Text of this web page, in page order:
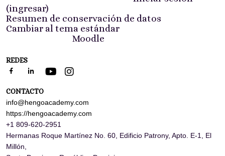
(ingresar)
Resumen de conservación de datos
Cambiar al tema estándar
Moodle
CONTACTO
info@hengoacademy.com
https://hengoacademy.com
+1 809-620-2951
Hermanas Roque Martínez No. 60, Edificio Patrony, Apto. E-1, El
Millón,
REDES